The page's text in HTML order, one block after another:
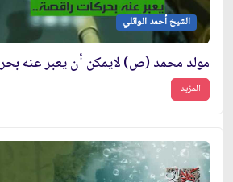
الشيخ أحمد الوائلي
مولد محمد (ص) لايمكن أن يعبر عنه
المزيد